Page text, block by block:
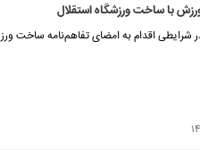
با ساخت ورزشگاه استقلال
شرایطی اقدام به امضای تفاهم‌نامه ساخت